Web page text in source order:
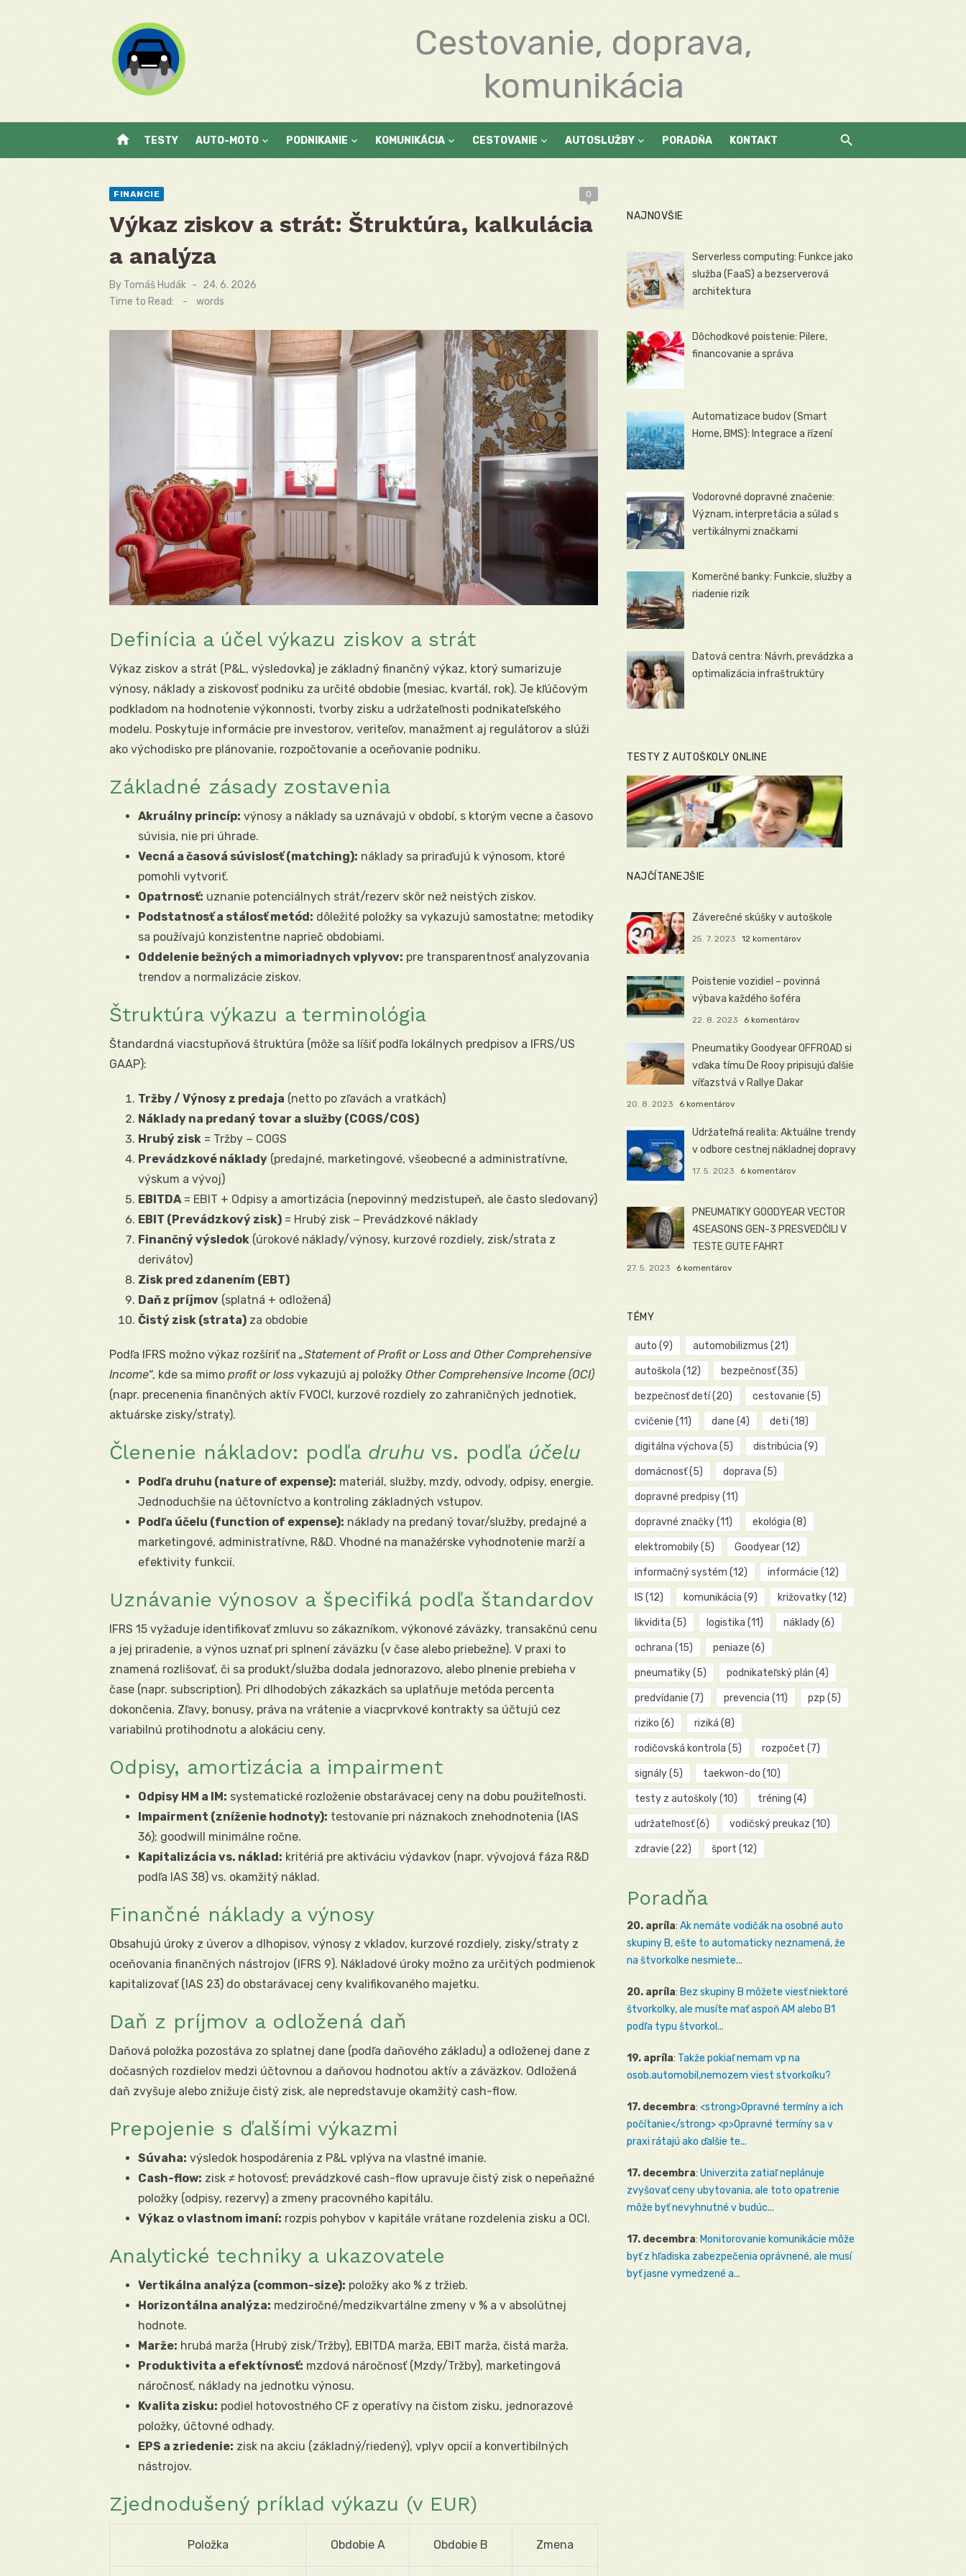
Cestovanie, doprava,
komunikácia
home TESTY AUTO-MOTO PODNIKANIE KOMUNIKÁCIA CESTOVANIE AUTOSLUŽBY PORADŇA KONTAKT
FINANCIE 0
Výkaz ziskov a strát: Štruktúra, kalkulácia
a analýza
By Tomáš Hudák
Posted
on
24. 6. 2026
Time to Read:
- words
Definícia a účel výkazu ziskov a strát
Výkaz ziskov a strát (P&L, výsledovka) je základný finančný výkaz, ktorý sumarizuje
výnosy, náklady a ziskovosť podniku za určité obdobie (mesiac, kvartál, rok). Je kľúčovým
podkladom na hodnotenie výkonnosti, tvorby zisku a udržateľnosti podnikateľského
modelu. Poskytuje informácie pre investorov, veriteľov, manažment aj regulátorov a slúži
ako východisko pre plánovanie, rozpočtovanie a oceňovanie podniku.
Základné zásady zostavenia
Akruálny princíp: výnosy a náklady sa uznávajú v období, s ktorým vecne a časovo
súvisia, nie pri úhrade.
Vecná a časová súvislosť (matching): náklady sa priraďujú k výnosom, ktoré
pomohli vytvoriť.
Opatrnosť: uznanie potenciálnych strát/rezerv skôr než neistých ziskov.
Podstatnosť a stálosť metód: dôležité položky sa vykazujú samostatne; metodiky
sa používajú konzistentne naprieč obdobiami.
Oddelenie bežných a mimoriadnych vplyvov: pre transparentnosť analyzovania
trendov a normalizácie ziskov.
Štruktúra výkazu a terminológia
Štandardná viacstupňová štruktúra (môže sa líšiť podľa lokálnych predpisov a IFRS/US
GAAP):
Tržby / Výnosy z predaja (netto po zľavách a vratkách)
Náklady na predaný tovar a služby (COGS/COS)
Hrubý zisk = Tržby − COGS
Prevádzkové náklady (predajné, marketingové, všeobecné a administratívne,
výskum a vývoj)
EBITDA= EBIT + Odpisy a amortizácia (nepovinný medzistupeň, ale často sledovaný)
EBIT (Prevádzkový zisk) = Hrubý zisk − Prevádzkové náklady
Finančný výsledok (úrokové náklady/výnosy, kurzové rozdiely, zisk/strata z
derivátov)
Zisk pred zdanením (EBT)
Daň z príjmov (splatná + odložená)
Čistý zisk (strata) za obdobie
Podľa IFRS možno výkaz rozšíriť na „Statement of Profit or Loss and Other Comprehensive
Income“, kde sa mimo profit or loss vykazujú aj položky Other Comprehensive Income (OCI)
(napr. precenenia finančných aktív FVOCI, kurzové rozdiely zo zahraničných jednotiek,
aktuárske zisky/straty).
Členenie nákladov: podľa druhu vs. podľa účelu
Podľa druhu (nature of expense): materiál, služby, mzdy, odvody, odpisy, energie.
Jednoduchšie na účtovníctvo a kontroling základných vstupov.
Podľa účelu (function of expense): náklady na predaný tovar/služby, predajné a
marketingové, administratívne, R&D. Vhodné na manažérske vyhodnotenie marží a
efektivity funkcií.
Uznávanie výnosov a špecifiká podľa štandardov
IFRS 15 vyžaduje identifikovať zmluvu so zákazníkom, výkonové záväzky, transakčnú cenu
a jej priradenie, a výnos uznať pri splnení záväzku (v čase alebo priebežne). V praxi to
znamená rozlišovať, či sa produkt/služba dodala jednorazovo, alebo plnenie prebieha v
čase (napr. subscription). Pri dlhodobých zákazkách sa uplatňuje metóda percenta
dokončenia. Zľavy, bonusy, práva na vrátenie a viacprvkové kontrakty sa účtujú cez
variabilnú protihodnotu a alokáciu ceny.
Odpisy, amortizácia a impairment
Odpisy HM a IM: systematické rozloženie obstarávacej ceny na dobu použiteľnosti.
Impairment (zníženie hodnoty): testovanie pri náznakoch znehodnotenia (IAS
36); goodwill minimálne ročne.
Kapitalizácia vs. náklad: kritériá pre aktiváciu výdavkov (napr. vývojová fáza R&D
podľa IAS 38) vs. okamžitý náklad.
Finančné náklady a výnosy
Obsahujú úroky z úverov a dlhopisov, výnosy z vkladov, kurzové rozdiely, zisky/straty z
oceňovania finančných nástrojov (IFRS 9). Nákladové úroky možno za určitých podmienok
kapitalizovať (IAS 23) do obstarávacej ceny kvalifikovaného majetku.
Daň z príjmov a odložená daň
Daňová položka pozostáva zo splatnej dane (podľa daňového základu) a odloženej dane z
dočasných rozdielov medzi účtovnou a daňovou hodnotou aktív a záväzkov. Odložená
daň zvyšuje alebo znižuje čistý zisk, ale nepredstavuje okamžitý cash-flow.
Prepojenie s ďalšími výkazmi
Súvaha: výsledok hospodárenia z P&L vplýva na vlastné imanie.
Cash-flow: zisk ≠ hotovosť; prevádzkové cash-flow upravuje čistý zisk o nepeňažné
položky (odpisy, rezervy) a zmeny pracovného kapitálu.
Výkaz o vlastnom imaní: rozpis pohybov v kapitále vrátane rozdelenia zisku a OCI.
Analytické techniky a ukazovatele
Vertikálna analýza (common-size): položky ako % z tržieb.
Horizontálna analýza: medziročné/medzikvartálne zmeny v % a v absolútnej
hodnote.
Marže: hrubá marža (Hrubý zisk/Tržby), EBITDA marža, EBIT marža, čistá marža.
Produktivita a efektívnosť: mzdová náročnosť (Mzdy/Tržby), marketingová
náročnosť, náklady na jednotku výnosu.
Kvalita zisku: podiel hotovostného CF z operatívy na čistom zisku, jednorazové
položky, účtovné odhady.
EPS a zriedenie: zisk na akciu (základný/riedený), vplyv opcií a konvertibilných
nástrojov.
Zjednodušený príklad výkazu (v EUR)
Položka Obdobie A Obdobie B Zmena
NAJNOVŠIE
Serverless computing: Funkce jako
služba (FaaS) a bezserverová
architektura
Dôchodkové poistenie: Pilere,
financovanie a správa
Automatizace budov (Smart
Home, BMS): Integrace a řízení
Vodorovné dopravné značenie:
Význam, interpretácia a súlad s
vertikálnymi značkami
Komerčné banky: Funkcie, služby a
riadenie rizík
Datová centra: Návrh, prevádzka a
optimalizácia infraštruktúry
TESTY Z AUTOŠKOLY ONLINE
NAJČÍTANEJŠIE
Záverečné skúšky v autoškole
25. 7. 2023 12 komentárov
Poistenie vozidiel – povinná
výbava každého šoféra
22. 8. 2023 6 komentárov
Pneumatiky Goodyear OFFROAD si
vďaka tímu De Rooy pripisujú ďalšie
víťazstvá v Rallye Dakar
20. 8. 2023 6 komentárov
Udržateľná realita: Aktuálne trendy
v odbore cestnej nákladnej dopravy
17. 5. 2023 6 komentárov
PNEUMATIKY GOODYEAR VECTOR
4SEASONS GEN-3 PRESVEDČILI V
TESTE GUTE FAHRT
27. 5. 2023 6 komentárov
TÉMY
auto (9) automobilizmus (21)
autoškola (12) bezpečnosť(35)
bezpečnosť detí(20) cestovanie (5)
cvičenie (11) dane (4) deti (18)
digitálna výchova (5) distribúcia (9)
domácnosť(5) doprava (5)
dopravné predpisy(11)
dopravné značky(11) ekológia (8)
elektromobily(5) Goodyear(12)
informačný systém (12) informácie (12)
IS (12) komunikácia (9) križovatky(12)
likvidita (5) logistika (11) náklady(6)
ochrana (15) peniaze (6)
pneumatiky(5) podnikateľský plán (4)
predvídanie (7) prevencia (11) pzp (5)
riziko (6) riziká (8)
rodičovská kontrola (5) rozpočet (7)
signály(5) taekwon-do (10)
testy z autoškoly(10) tréning (4)
udržateľnosť(6) vodičský preukaz (10)
zdravie (22) šport (12)
Poradňa
20. apríla: Ak nemáte vodičák na osobné auto
skupiny B, ešte to automaticky neznamená, že
na štvorkolke nesmiete...
20. apríla: Bez skupiny B môžete viesť niektoré
štvorkolky, ale musíte mať aspoň AM alebo B1
podľa typu štvorkol...
19. apríla: Takže pokiaľ nemam vp na
osob.automobil,nemozem viest stvorkolku?
17. decembra: <strong>Opravné termíny a ich
počítanie</strong> <p>Opravné termíny sa v
praxi rátajú ako ďalšie te...
17. decembra: Univerzita zatiaľ neplánuje
zvyšovať ceny ubytovania, ale toto opatrenie
môže byť nevyhnutné v budúc...
17. decembra: Monitorovanie komunikácie môže
byť z hľadiska zabezpečenia oprávnené, ale musí
byť jasne vymedzené a...